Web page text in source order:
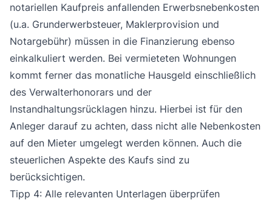
notariellen Kaufpreis anfallenden Erwerbsnebenkosten
(u.a. Grunderwerbsteuer, Maklerprovision und
Notargebühr) müssen in die Finanzierung ebenso
einkalkuliert werden. Bei vermieteten Wohnungen
kommt ferner das monatliche Hausgeld einschließlich
des Verwalterhonorars und der
Instandhaltungsrücklagen hinzu. Hierbei ist für den
Anleger darauf zu achten, dass nicht alle Nebenkosten
auf den Mieter umgelegt werden können. Auch die
steuerlichen Aspekte des Kaufs sind zu
berücksichtigen.
Tipp 4: Alle relevanten Unterlagen überprüfen